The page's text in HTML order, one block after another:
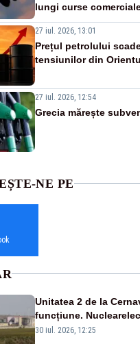
lungi curse
27 iul. 2026, 13:01
Prețul petrolului
tensiunilor din
27 iul. 2026, 12:54
Grecia mărește
NE PE
Unitatea 2 de la
funcțiune.
operarea în siguranță
30 iul. 2026, 12:25